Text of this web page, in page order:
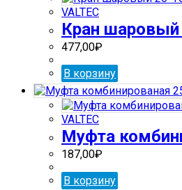
VALTEC
Кран шаровый
477,00₽
В корзину
VALTEC
Муфта
187,00₽
В корзину